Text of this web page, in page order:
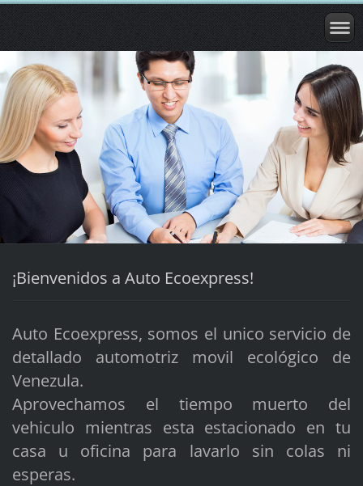
¡Bienvenidos a Auto Ecoexpress!
Auto Ecoexpress, somos el unico servicio de
detallado automotriz movil ecológico de
Venezula.
Aprovechamos el tiempo muerto del
vehiculo mientras esta estacionado en tu
casa u oficina para lavarlo sin colas ni
esperas.